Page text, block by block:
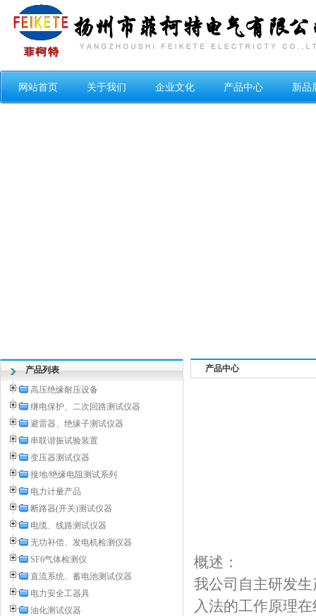
网站首页 关于我们 企业文化 产品中心 新品
产品列表
高压绝缘耐压设备
继电保护、二次回路测试仪器
避雷器、绝缘子测试仪器
串联谐振试验装置
变压器测试仪器
接地/绝缘电阻测试系列
电力计量产品
断路器(开关)测试仪器
电缆、线路测试仪器
无功补偿、发电机检测仪器
SF6气体检测仪
直流系统、蓄电池测试仪器
电力安全工器具
油化测试仪器
产品中心
概述：
我公司自主研发
入法的工作原理